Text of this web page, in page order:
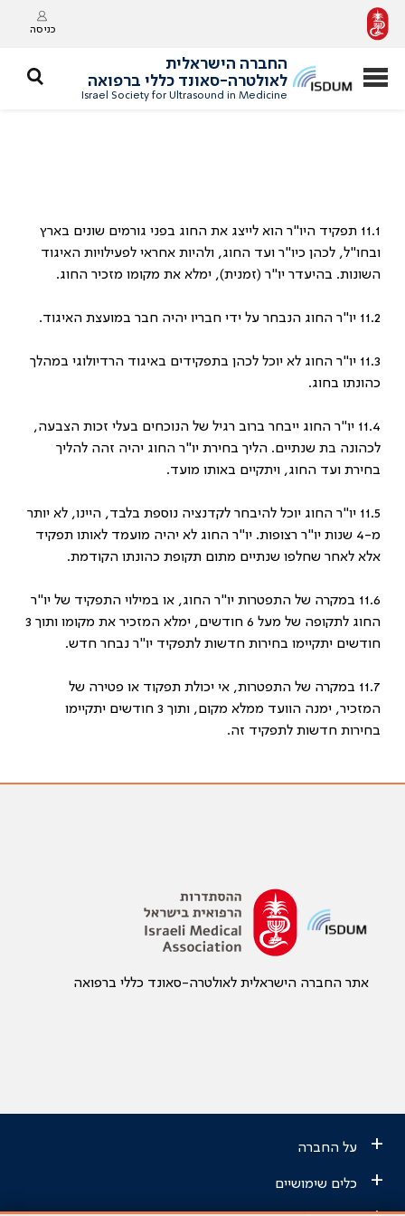
כניסה
החברה הישראלית
לאולטרה-סאונד כללי ברפואה
Israel Society for Ultrasound in Medicine
11.1 תפקיד היו"ר הוא לייצג את החוג בפני גורמים שונים בארץ
ובחו"ל, לכהן כיו"ר ועד החוג, ולהיות אחראי לפעילויות האיגוד
השונות. בהיעדר יו"ר (זמנית), ימלא את מקומו מזכיר החוג.
11.2 יו"ר החוג הנבחר על ידי חבריו יהיה חבר במועצת האיגוד.
11.3 יו"ר החוג לא יוכל לכהן בתפקידים באיגוד הרדיולוגי במהלך
כהונתו בחוג.
11.4 יו"ר החוג ייבחר ברוב רגיל של הנוכחים בעלי זכות הצבעה,
לכהונה בת שנתיים. הליך בחירת יו"ר החוג יהיה זהה להליך
בחירת ועד החוג, ויתקיים באותו מועד.
11.5 יו"ר החוג יוכל להיבחר לקדנציה נוספת בלבד, היינו, לא יותר
מ-4 שנות יו"ר רצופות. יו"ר החוג לא יהיה מועמד לאותו תפקיד
אלא לאחר שחלפו שנתיים מתום תקופת כהונתו הקודמת.
11.6 במקרה של התפטרות יו"ר החוג, או במילוי התפקיד של יו"ר
החוג לתקופה של מעל 6 חודשים, ימלא המזכיר את מקומו ותוך 3
חודשים יתקיימו בחירות חדשות לתפקיד יו"ר נבחר חדש.
11.7 במקרה של התפטרות, אי יכולת תפקוד או פטירה של
המזכיר, ימנה הוועד ממלא מקום, ותוך 3 חודשים יתקיימו
בחירות חדשות לתפקיד זה.
אתר החברה הישראלית לאולטרה-סאונד כללי ברפואה
+ על החברה
+ כלים שימושיים